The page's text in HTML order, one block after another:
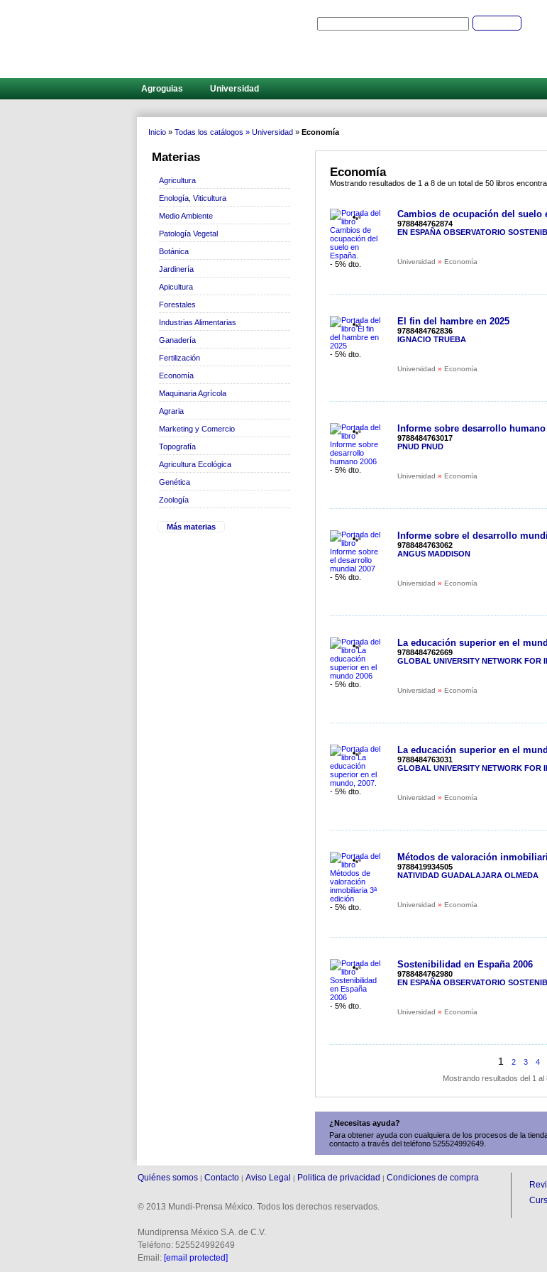
Agroguias Universidad
Inicio» Todas los catálogos » Universidad» Economía
Materias
Agricultura
Enología, Viticultura
Medio Ambiente
Patología Vegetal
Botánica
Jardinería
Apicultura
Forestales
Industrias Alimentarias
Ganadería
Fertilización
Economía
Maquinaria Agrícola
Agraria
Marketing y Comercio
Topografía
Agricultura Ecológica
Genética
Zoología
Más materias
Economía
Mostrando resultados de 1 a 8 de un total de 50 libros
- 5% dto.
Cambios de ocupación del suelo
9788484762874
EN ESPAÑA OBSERVATORIO
Universidad » Economía
- 5% dto.
El fin del hambre en 2025
9788484762836
IGNACIO TRUEBA
Universidad » Economía
- 5% dto.
Informe sobre desarrollo humano
9788484763017
PNUD PNUD
Universidad » Economía
- 5% dto.
Informe sobre el desarrollo
9788484763062
ANGUS MADDISON
Universidad » Economía
- 5% dto.
La educación superior en el
9788484762669
GLOBAL UNIVERSITY NETWORK FOR
Universidad » Economía
- 5% dto.
La educación superior en el
9788484763031
GLOBAL UNIVERSITY NETWORK FOR
Universidad » Economía
- 5% dto.
Métodos de valoración
9788419934505
NATIVIDAD GUADALAJARA OLMEDA
Universidad » Economía
- 5% dto.
Sostenibilidad en España 2006
9788484762980
EN ESPAÑA OBSERVATORIO
Universidad » Economía
1 2 3 4
Mostrando resultados del 1 al
¿Necesitas ayuda?
Para obtener ayuda con cualquiera de los procesos de la
contacto a través del teléfono 525524992649.
Quiénes somos| Contacto| Aviso Legal | Politica de privacidad | Condiciones de compra
© 2013 Mundi-Prensa México. Todos los derechos reservados.
Mundiprensa México S.A. de C.V.
Teléfono: 525524992649
Email: [email protected]